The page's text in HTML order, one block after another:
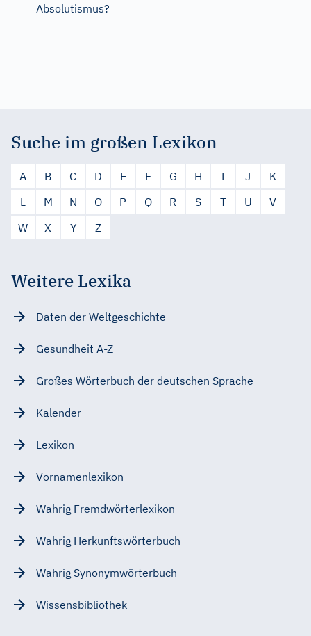
Absolutismus?
Suche im großen Lexikon
A B C D E F G H I J
K
L
M N O P Q R S T U
V
W
X Y Z
Weitere Lexika
Daten der Weltgeschichte
Gesundheit A-Z
Großes Wörterbuch der deutschen Sprache
Kalender
Lexikon
Vornamenlexikon
Wahrig Fremdwörterlexikon
Wahrig Herkunftswörterbuch
Wahrig Synonymwörterbuch
Wissensbibliothek